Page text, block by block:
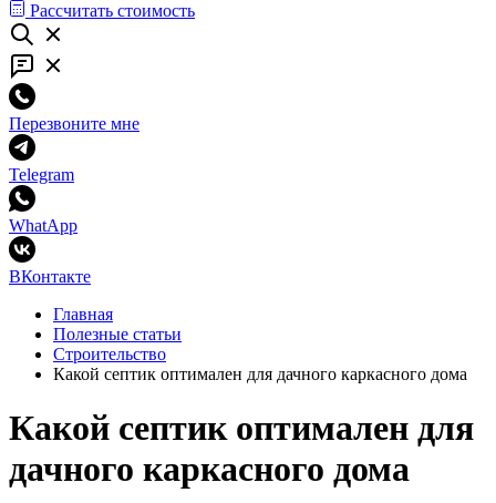
Рассчитать стоимость
Перезвоните мне
Telegram
WhatApp
ВКонтакте
Главная
Полезные статьи
Строительство
Какой септик оптимален для дачного каркасного дома
Какой септик оптимален для
дачного каркасного дома